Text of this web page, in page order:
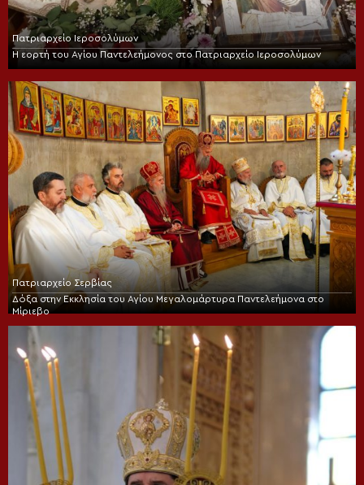
Πατριαρχείο Ιεροσολύμων
Η εορτή του Αγίου Παντελεήμονος στο Πατριαρχείο Ιεροσολύμων
Πατριαρχείο Σερβίας
Δόξα στην Εκκλησία του Αγίου Μεγαλομάρτυρα Παντελεήμονα στο
Μίριεβο